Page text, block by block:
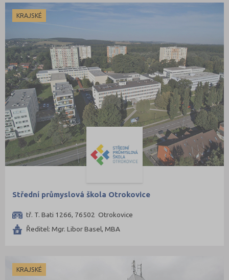
KRAJSKÉ
Střední průmyslová škola Otrokovice
tř. T. Bati 1266, 76502 Otrokovice
Ředitel: Mgr. Libor Basel, MBA
KRAJSKÉ